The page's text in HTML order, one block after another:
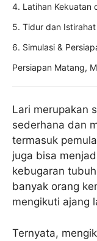
Lari merupakan
sederhana dan
termasuk
juga bisa
kebugaran
banyak orang
mengikuti ajang
Ternyata,
4. Latihan Kekuatan
5. Tidur dan
6. Simulasi &
Persiapan Matang,